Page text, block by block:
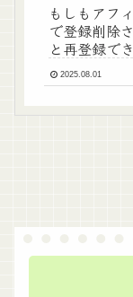
もしもアフ
で登録削除
と再登録で
2025.08.01